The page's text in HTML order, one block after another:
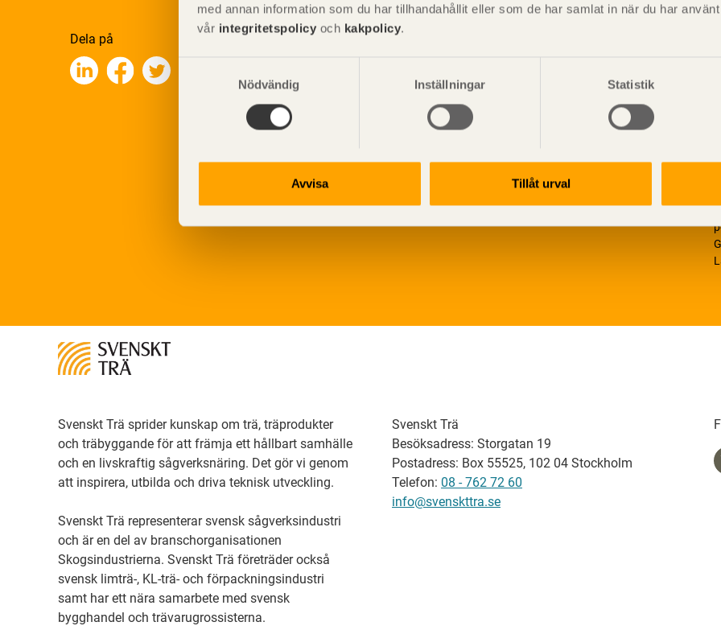
med annan information som du har tillhandahållit eller som de har samlat in när du har
vår integritetspolicy och kakpolicy.
Nödvändig
Inställningar Statistik
Avvisa Tillåt urval
Dela på
Svenskt Trä sprider kunskap om trä, träprodukter
och träbyggande för att främja ett hållbart samhälle
och en livskraftig sågverksnäring. Det gör vi genom
att inspirera, utbilda och driva teknisk utveckling.
Svenskt Trä representerar svensk sågverksindustri
och är en del av branschorganisationen
Skogsindustrierna. Svenskt Trä företräder också
svensk limträ-, KL-trä- och förpackningsindustri
samt har ett nära samarbete med svensk
bygghandel och trävarugrossisterna.
Svenskt Trä
Besöksadress: Storgatan 19
Postadress: Box 55525, 102 04 Stockholm
Telefon: 08 - 762 72 60
info@svenskttra.se